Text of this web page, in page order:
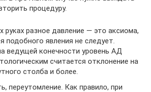
процедуру.
руках разное давление — это аксиома,
подобного явления не следует.
ведущей конечности уровень АД
считается отклонение на
столба и более.
переутомление. Как правило, при